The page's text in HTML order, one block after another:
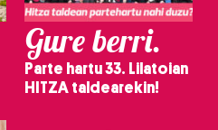
Gure berri.
Parte hartu 33. Lilatoian
HITZA taldearekin!